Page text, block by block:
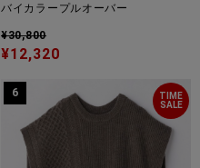
バイカラープルオーバー
¥30,800
¥12,320
TIME
SALE
6